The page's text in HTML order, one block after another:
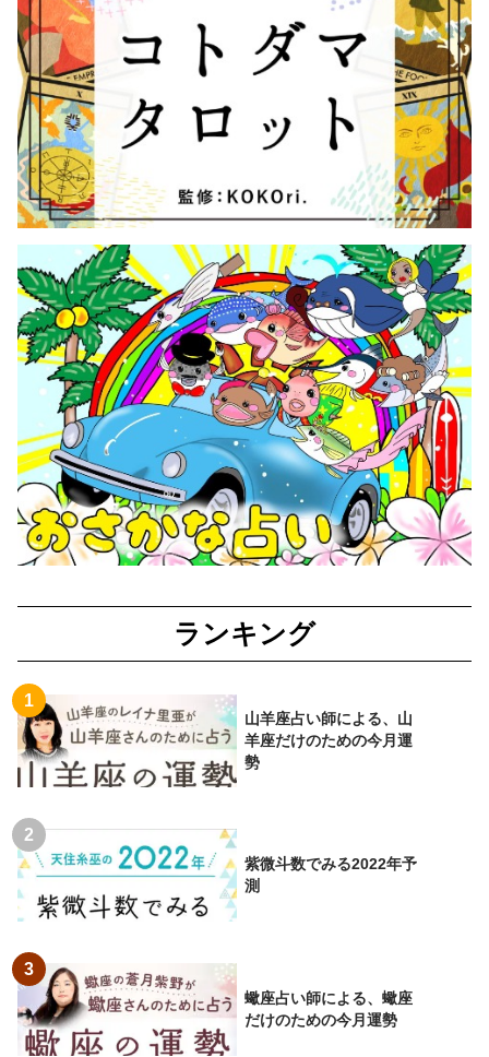
ランキング
山羊座占い師による、山
羊座だけのための今月運
勢
紫微斗数でみる2022年予
測
蠍座占い師による、蠍座
だけのための今月運勢